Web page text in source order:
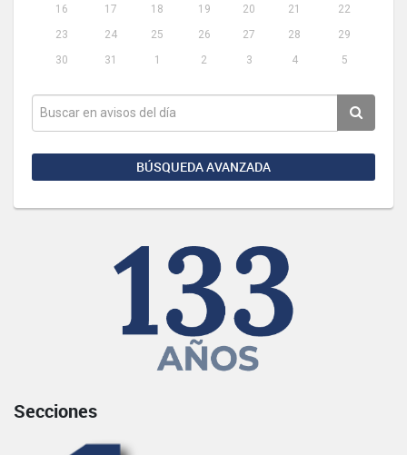
16
17 18 19 20 21
22
23
24 25 26 27 28
29
30
31 1 2 3 4 5
BÚSQUEDA AVANZADA
Secciones